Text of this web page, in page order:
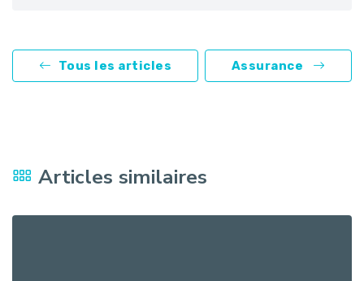
Tous les articles Assurance
Articles similaires